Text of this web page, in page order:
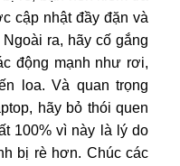
cập nhật đầy đặn và
ra, hãy cố gắng
động mạnh như rơi,
loa. Và quan trọng
hãy bỏ thói quen
100% vì này là lý do
bị rè hơn. Chúc các